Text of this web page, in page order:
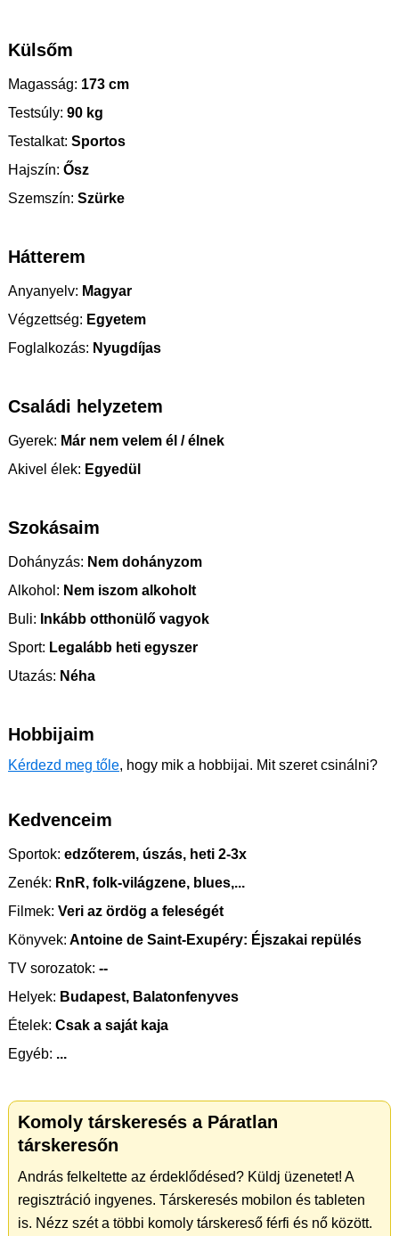
Külsőm
Magasság: 173 cm
Testsúly: 90 kg
Testalkat: Sportos
Hajszín: Ősz
Szemszín: Szürke
Hátterem
Anyanyelv: Magyar
Végzettség: Egyetem
Foglalkozás: Nyugdíjas
Családi helyzetem
Gyerek: Már nem velem él / élnek
Akivel élek: Egyedül
Szokásaim
Dohányzás: Nem dohányzom
Alkohol: Nem iszom alkoholt
Buli: Inkább otthonülő vagyok
Sport: Legalább heti egyszer
Utazás: Néha
Hobbijaim
Kérdezd meg tőle, hogy mik a hobbijai. Mit szeret csinálni?
Kedvenceim
Sportok: edzőterem, úszás, heti 2-3x
Zenék: RnR, folk-világzene, blues,...
Filmek: Veri az ördög a feleségét
Könyvek: Antoine de Saint-Exupéry: Éjszakai repülés
TV sorozatok: --
Helyek: Budapest, Balatonfenyves
Ételek: Csak a saját kaja
Egyéb: ...
Komoly társkeresés a Páratlan
társkeresőn
András felkeltette az érdeklődésed? Küldj üzenetet! A
regisztráció ingyenes. Társkeresés mobilon és tableten
is. Nézz szét a többi komoly társkereső férfi és nő között.